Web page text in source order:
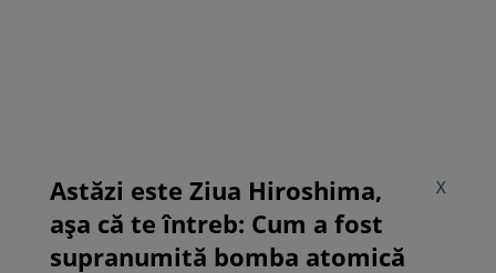
X
Astăzi este Ziua Hiroshima,
așa că te întreb: Cum a fost
supranumită bomba atomică